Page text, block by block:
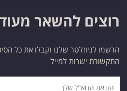
רוצים להשאר
הרשמו לניוזלטר שלנו וקבלו את כל
התקשורת ישרות למייל